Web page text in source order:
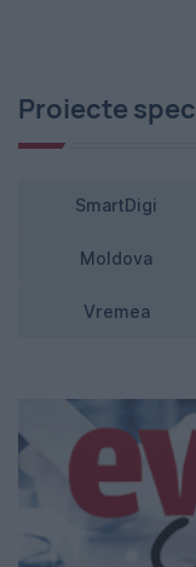
Proiecte
SmartDigi
Moldova
Vremea